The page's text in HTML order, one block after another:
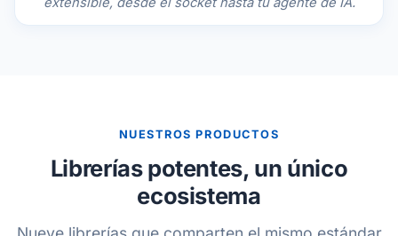
NUESTROS PRODUCTOS
Librerías potentes, un único
ecosistema